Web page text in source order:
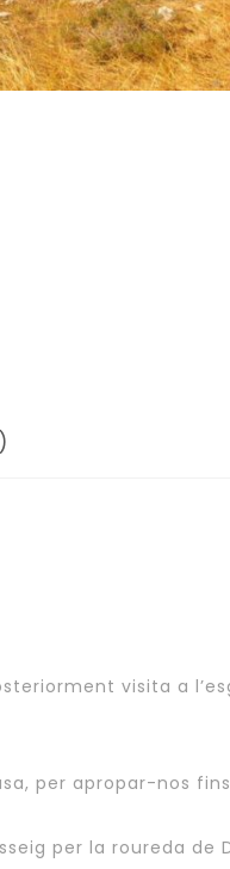
visita a
per apropar-nos
per la roureda